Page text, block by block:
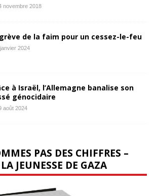
novembre 2018
de la faim pour un cessez-le-feu
2024
à Israël, l’Allemagne banalise son
génocidaire
août 2024
PAS DES CHIFFRES –
JEUNESSE DE GAZA